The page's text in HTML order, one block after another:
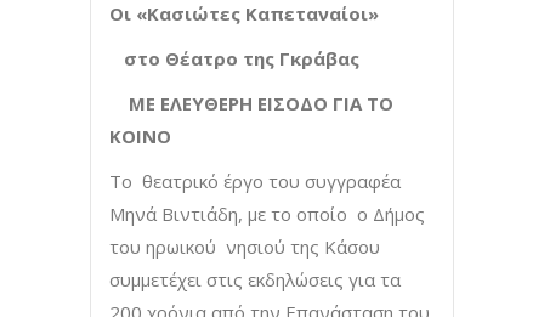
Οι «Κασιώτες Καπεταναίοι»
στο Θέατρο της Γκράβας
ΜΕ ΕΛΕΥΘΕΡΗ ΕΙΣΟΔΟ ΓΙΑ ΤΟ
ΚΟΙΝΟ
Το θεατρικό έργο του συγγραφέα
Μηνά Βιντιάδη, με το οποίο ο Δήμος
του ηρωικού νησιού της Κάσου
συμμετέχει στις εκδηλώσεις για τα